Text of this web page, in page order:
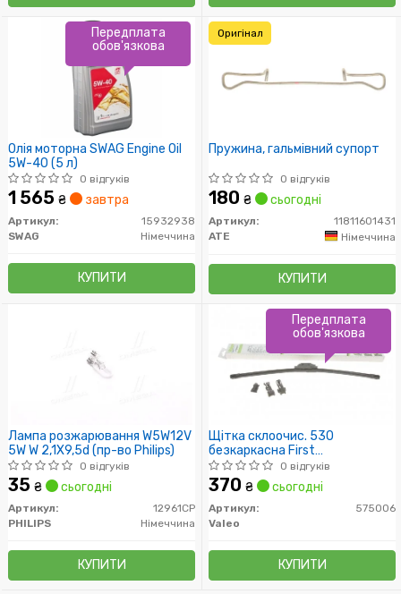
Олія моторна SWAG Engine Oil
5W-40 (5 л)
0 відгуків
1 565 ₴ завтра
Артикул:
15932938
SWAG
Німеччина
КУПИТИ
Передплата
обов'язкова
Пружина, гальмівний супорт
0 відгуків
180 ₴ сьогодні
Артикул:
11811601431
ATE
Німеччина
КУПИТИ
Оригінал
Лампа розжарювання W5W12V
5W W 2,1X9,5d (пр-во Philips)
0 відгуків
35 ₴ сьогодні
Артикул:
12961CP
PHILIPS
Німеччина
КУПИТИ
Щітка склоочис. 530
безкаркасна First
Multiconnection (пр-во Valeo)
0 відгуків
370 ₴ сьогодні
Артикул:
575006
Valeo
КУПИТИ
Передплата
обов'язкова